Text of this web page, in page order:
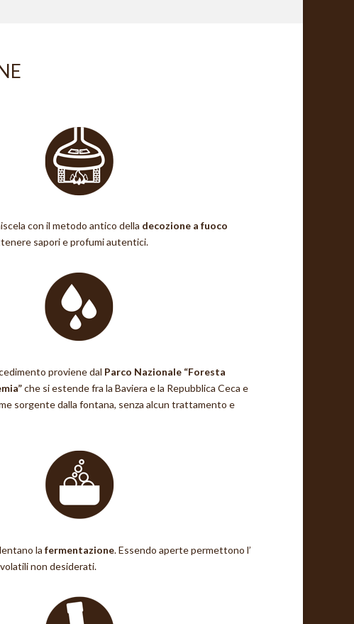
con il metodo antico della decozione a fuoco
sapori e profumi autentici.
proviene dal Parco Nazionale “Foresta
che si estende fra la Baviera e la Repubblica Ceca e
sorgente dalla fontana, senza alcun trattamento e
la fermentazione. Essendo aperte permettono l’
non desiderati.